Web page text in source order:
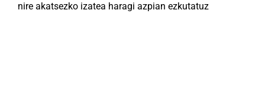
nire akatsezko izatea haragi azpian ezkutatuz